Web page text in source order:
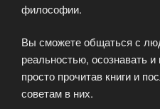
философии.
Вы сможете общаться с
реальностью, осознавать
просто прочитав книги и
советам в них.